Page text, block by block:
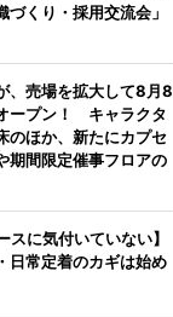
くり・採用交流会」
、売場を拡大して8月8
ープン！ キャラクタ
のほか、新たにカプセ
期間限定催事フロアの
スに気付いていない】
日常定着のカギは始め